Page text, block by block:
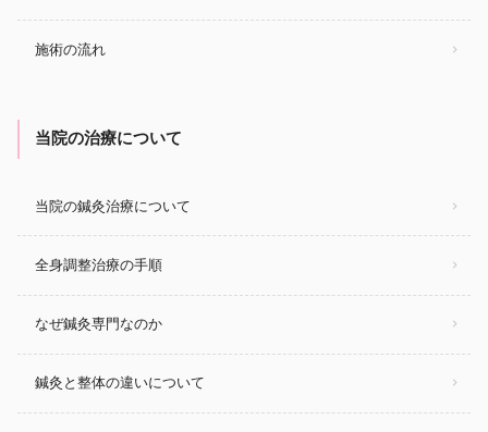
施術の流れ
当院の治療について
当院の鍼灸治療について
全身調整治療の手順
なぜ鍼灸専門なのか
鍼灸と整体の違いについて